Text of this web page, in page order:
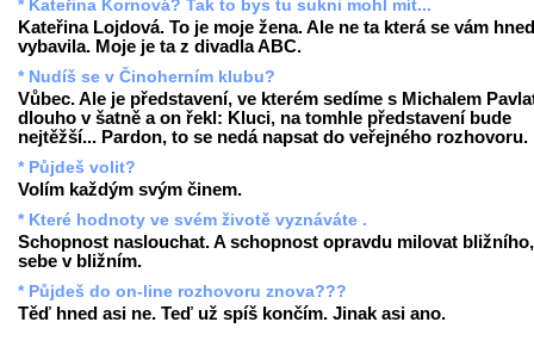
* Kateřina Kornová? Tak to bys tu sukni mohl mít...
Kateřina Lojdová. To je moje žena. Ale ne ta která se vám hned
vybavila. Moje je ta z divadla ABC.
* Nudíš se v Činoherním klubu?
Vůbec. Ale je představení, ve kterém sedíme s Michalem
dlouho v šatně a on řekl: Kluci, na tomhle představení bude
nejtěžší... Pardon, to se nedá napsat do veřejného rozhovoru.
* Půjdeš volit?
Volím každým svým činem.
* Které hodnoty ve svém životě vyznáváte .
Schopnost naslouchat. A schopnost opravdu milovat
sebe v bližním.
* Půjdeš do on-line rozhovoru znova???
Těď hned asi ne. Teď už spíš končím. Jinak asi ano.